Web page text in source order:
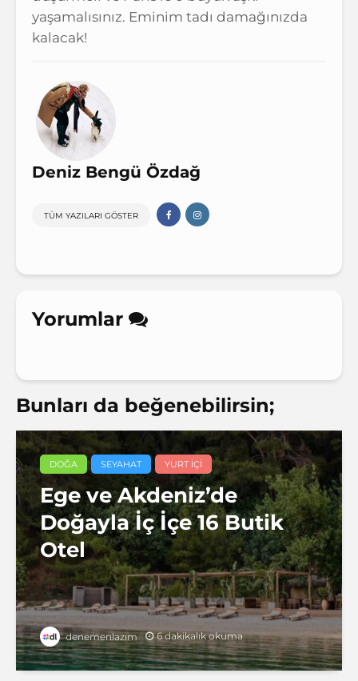
yaşamalısınız. Eminim tadı damağınızda
kalacak!
Deniz Bengü Özdağ
TÜM YAZILARI GÖSTER
Yorumlar
Bunları da beğenebilirsin;
DOĞA SEYAHAT YURT IÇI
Ege ve Akdeniz’de
Doğayla İç İçe 16 Butik
Otel
denemenlazım 6 dakikalık okuma